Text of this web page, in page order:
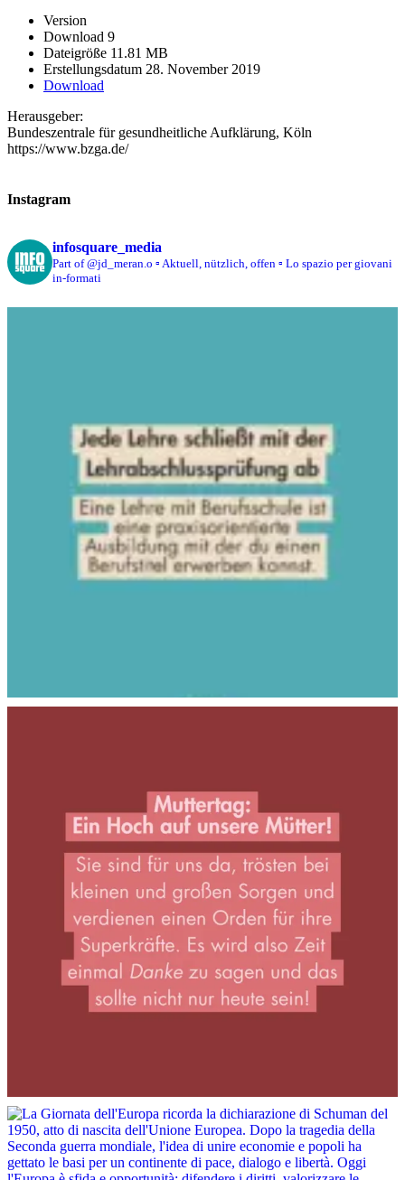
Version
Download 9
Dateigröße 11.81 MB
Erstellungsdatum 28. November 2019
Download
Herausgeber:
Bundeszentrale für gesundheitliche Aufklärung, Köln
https://www.bzga.de/
Instagram
infosquare_media
Part of @jd_meran.o ▫️ Aktuell, nützlich, offen ▫️ Lo spazio per giovani
in-formati